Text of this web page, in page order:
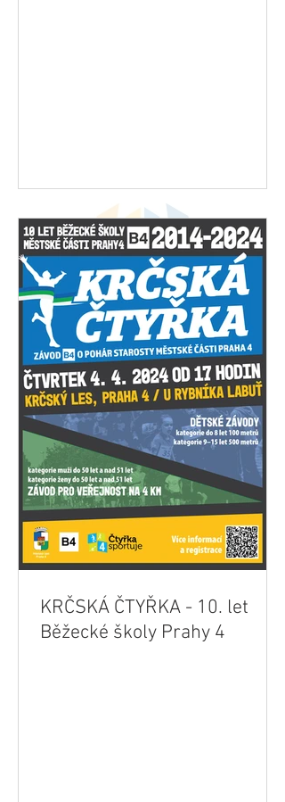
KRČSKÁ ČTYŘKA - 10. let
Běžecké školy Prahy 4